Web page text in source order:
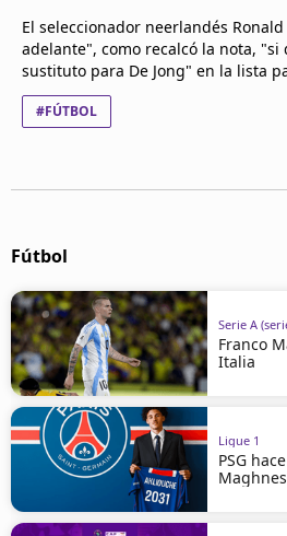
El seleccionador neerlandés
adelante", como recalcó la nota,
sustituto para De Jong" en la lista
#FÚTBOL
Fútbol
Serie A
Franco
Italia
Ligue 1
PSG